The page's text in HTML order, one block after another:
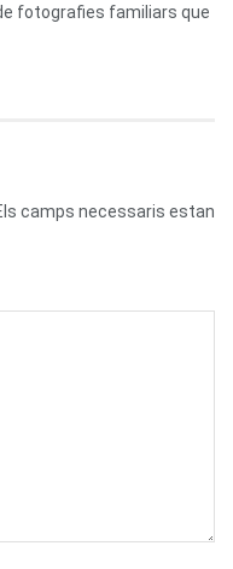
fotografies familiars que
camps necessaris estan